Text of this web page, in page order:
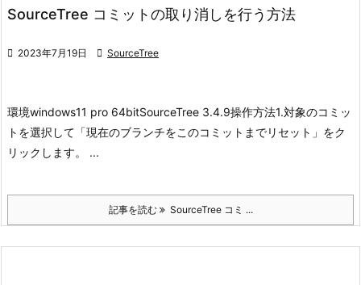
SourceTree コミットの取り消しを行う方法
 2023年7月19日  SourceTree
環境windows11 pro 64bitSourceTree 3.4.9操作方法1.対象のコミッ
トを選択して 「現在のブランチをこのコミットまでリセット」をク
リックします。 ...
記事を読む SourceTree コミ ...